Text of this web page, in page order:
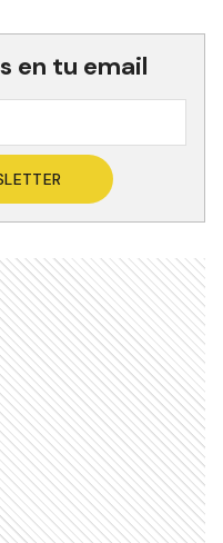
en tu email